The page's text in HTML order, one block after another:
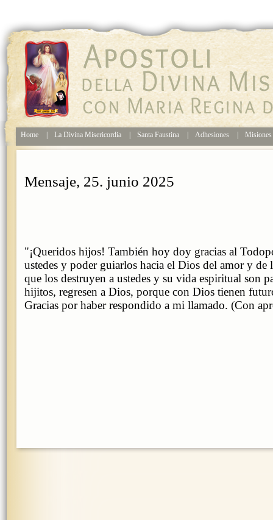
Home La Divina Misericordia Santa Faustina Adhesiones Misiones
Mensaje, 25. junio 2025
"¡Queridos hijos! También hoy doy gracias al
ustedes y poder guiarlos hacia el Dios del amor y de
que los destruyen a ustedes y su vida espiritual son
hijitos, regresen a Dios, porque con Dios tienen
Gracias por haber respondido a mi llamado. (Con